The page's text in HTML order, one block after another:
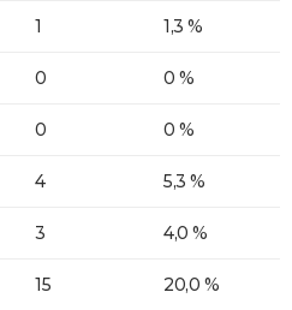
1 1,3 %
0 0 %
0 0 %
4 5,3 %
3 4,0 %
15 20,0 %